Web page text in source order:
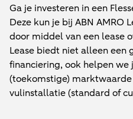
Ga je investeren in een
Deze kun je bij ABN AMRO
door middel van een lease
Lease biedt niet alleen
financiering, ook helpen
(toekomstige)
vulinstallatie (standard of